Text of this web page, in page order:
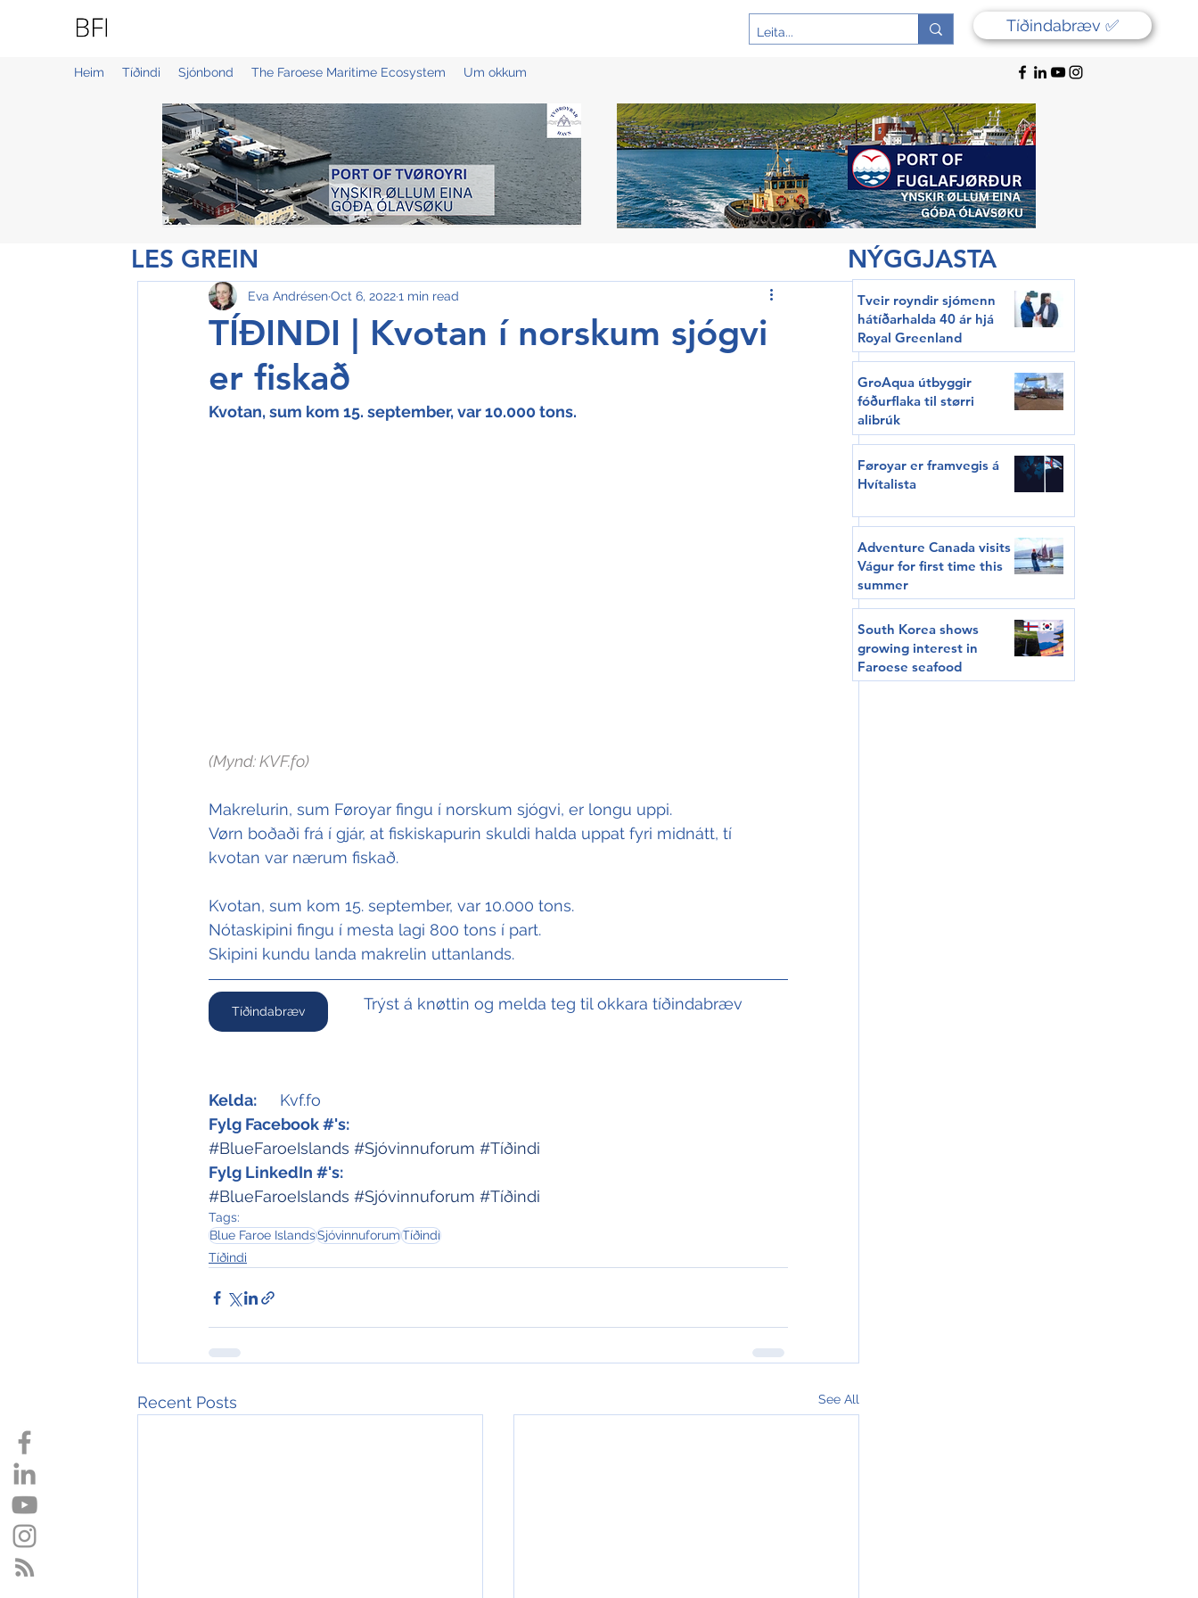
Tíðindabræv ✅
Heim Tíðindi Sjónbond The Faroese Maritime Ecosystem Um okkum
TÍÐINDI | Kvotan í norskum sjógvi
er fiskað
Eva AndrésenOct 6, 20221 min read
Kvotan, sum kom 15. september, var 10.000 tons.
(Mynd: KVF.fo)
Makrelurin, sum Føroyar fingu í norskum sjógvi, er longu uppi.
Vørn boðaði frá í gjár, at fiskiskapurin skuldi halda uppat fyri midnátt, tí
kvotan var nærum fiskað.
Kvotan, sum kom 15. september, var 10.000 tons.
Nótaskipini fingu í mesta lagi 800 tons í part.
Skipini kundu landa makrelin uttanlands.
Tíðindabræv Trýst á knøttin og melda teg til okkara tíðindabræv
Kelda:
	Kvf.fo
Fylg Facebook #'s:
#BlueFaroeIslands #Sjóvinnuforum #Tíðindi
Fylg LinkedIn #'s:
#BlueFaroeIslands #Sjóvinnuforum #Tíðindi
Tags:
Blue Faroe IslandsSjóvinnuforumTíðindi
Tíðindi
Recent Posts See All
LES GREIN NÝGGJASTA
Tveir royndir sjómenn
hátíðarhalda 40 ár hjá
Royal Greenland
GroAqua útbyggir
fóðurflaka til størri
alibrúk
Føroyar er framvegis á
Hvítalista
Adventure Canada visits
Vágur for first time this
summer
South Korea shows
growing interest in
Faroese seafood